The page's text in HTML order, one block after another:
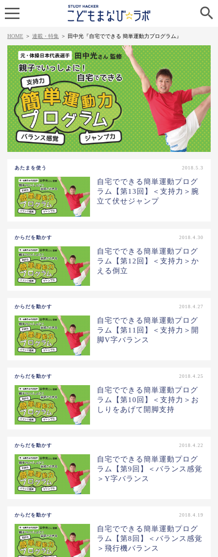

HOME > 連載・特集 > 田中光『自宅でできる 簡単運動力プログラム』
あたまを使う 2018.5.3
自宅でできる簡単運動プログ
ラム【第13回】＜支持力＞腕
立て伏せジャンプ
からだを動かす 2018.4.30
自宅でできる簡単運動プログ
ラム【第12回】＜支持力＞か
える倒立
からだを動かす 2018.4.27
自宅でできる簡単運動プログ
ラム【第11回】＜支持力＞開
脚V字バランス
からだを動かす 2018.4.25
自宅でできる簡単運動プログ
ラム【第10回】＜支持力＞お
しりをあげて開脚支持
からだを動かす 2018.4.22
自宅でできる簡単運動プログ
ラム【第9回】＜バランス感覚
＞Y字バランス
からだを動かす 2018.4.19
自宅でできる簡単運動プログ
ラム【第8回】＜バランス感覚
＞飛行機バランス